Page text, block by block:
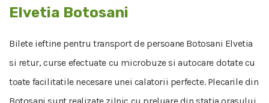
Elvetia Botosani
Bilete ieftine pentru transport de persoane Botosani Elvetia
si retur, curse efectuate cu microbuze si autocare dotate cu
toate facilitatile necesare unei calatorii perfecte. Plecarile din
Botosani sunt realizate zilnic cu preluare din statia orasului